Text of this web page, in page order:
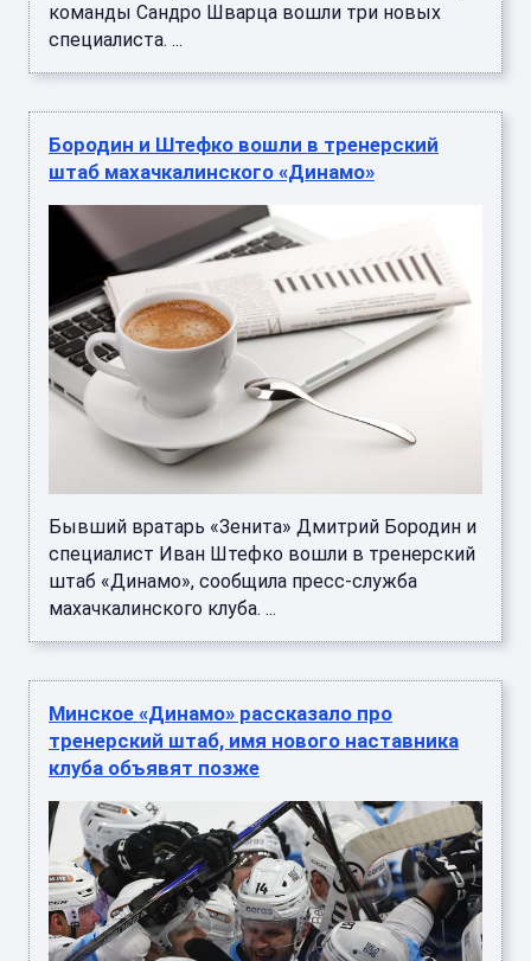
команды Сандро Шварца вошли три новых
специалиста. ...
Бородин и Штефко вошли в тренерский
штаб махачкалинского «Динамо»
Бывший вратарь «Зенита» Дмитрий Бородин и
специалист Иван Штефко вошли в тренерский
штаб «Динамо», сообщила пресс-служба
махачкалинского клуба. ...
Минское «Динамо» рассказало про
тренерский штаб, имя нового наставника
клуба объявят позже